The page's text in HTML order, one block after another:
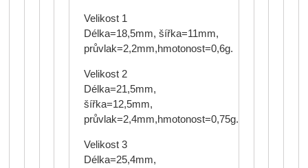
Velikost 1
Délka=18,5mm, šířka=11mm,
průvlak=2,2mm,hmotonost=0,6g.
Velikost 2
Délka=21,5mm,
šířka=12,5mm,
průvlak=2,4mm,hmotonost=0,75g.
Velikost 3
Délka=25,4mm,